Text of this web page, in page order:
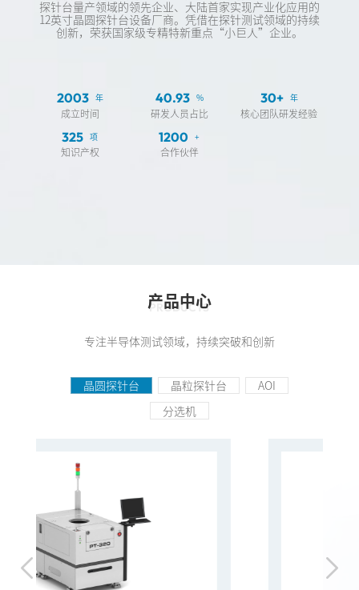
探针台量产领域的领先企业、大陆首家实现产业化应用的
12英寸晶圆探针台设备厂商。凭借在探针测试领域的持续
创新，荣获国家级专精特新重点“小巨人”企业。
2003 年
成立时间
40.93 %
研发人员占比
30+ 年
核心团队研发经验
325 项
知识产权
1200 +
合作伙伴
产品中心
PRODUCTS
专注半导体测试领域，持续突破和创新
晶圆探针台 晶粒探针台
AOI
分选机